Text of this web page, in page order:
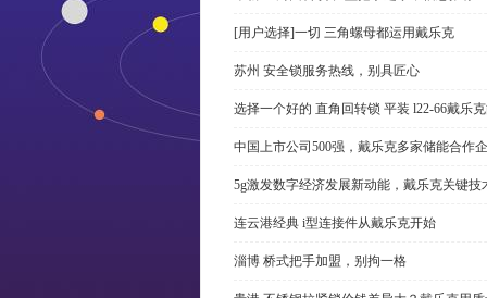
[用户选择]一切 三角螺母都运用戴乐克
苏州 安全锁服务热线，别具匠心
选择一个好的 直角回转锁 平装 l22-66戴乐
中国上市公司500强，戴乐克多家储能合作
5g激发数字经济发展新动能，戴乐克关键技
连云港经典 i型连接件从戴乐克开始
淄博 桥式把手加盟，别拘一格